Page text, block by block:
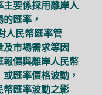
主要係採用離岸人
匯率，
人民幣匯率管
市場需求等因
報價與離岸人民幣
匯率價格波動，
幣匯率波動之影